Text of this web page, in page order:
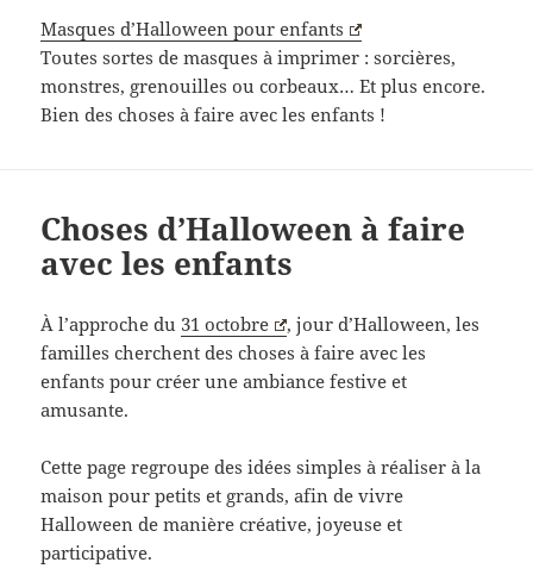
Masques d’Halloween pour enfants
Toutes sortes de masques à imprimer : sorcières,
monstres, grenouilles ou corbeaux… Et plus encore.
Bien des choses à faire avec les enfants !
Choses d’Halloween à faire
avec les enfants
À l’approche du 31 octobre
, jour d’Halloween, les
familles cherchent des choses à faire avec les
enfants pour créer une ambiance festive et
amusante.
Cette page regroupe des idées simples à réaliser à la
maison pour petits et grands, afin de vivre
Halloween de manière créative, joyeuse et
participative.